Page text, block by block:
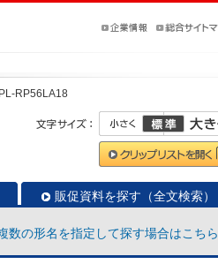
RP56LA18
販促資料を探す（全文検索）
数の形名を指定して探す場合はこちら